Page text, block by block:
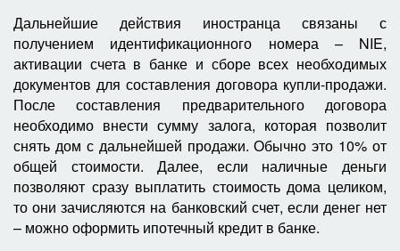
Дальнейшие действия иностранца связаны с
получением идентификационного номера – NIE,
активации счета в банке и сборе всех необходимых
документов для составления договора купли-продажи.
После составления предварительного договора
необходимо внести сумму залога, которая позволит
снять дом с дальнейшей продажи. Обычно это 10% от
общей стоимости. Далее, если наличные деньги
позволяют сразу выплатить стоимость дома целиком,
то они зачисляются на банковский счет, если денег нет
– можно оформить ипотечный кредит в банке.